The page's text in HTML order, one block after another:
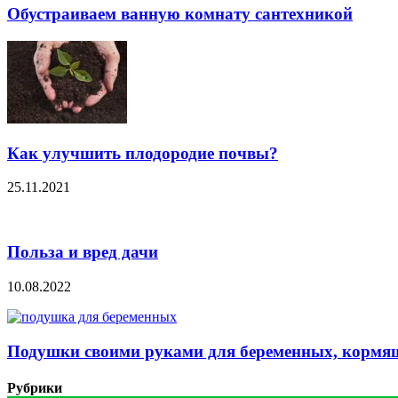
Обустраиваем ванную комнату сантехникой
Как улучшить плодородие почвы?
25.11.2021
Польза и вред дачи
10.08.2022
Подушки своими руками для беременных,
Рубрики